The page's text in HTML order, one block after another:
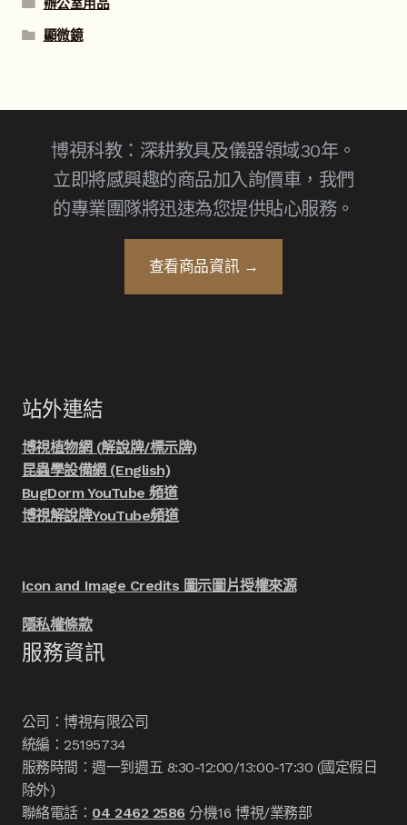
辦公室用品
顯微鏡
博視科教：深耕教具及儀器領域30年。
立即將感興趣的商品加入詢價車，我們
的專業團隊將迅速為您提供貼心服務。
查看商品資訊 →
站外連結
博視植物網 (解說牌/標示牌)
昆蟲學設備網 (English)
BugDorm YouTube 頻道
博視解說牌YouTube頻道
Icon and Image Credits 圖示圖片授權來源
隱私權條款
服務資訊
公司：博視有限公司
統編：25195734
服務時間：週一到週五 8:30-12:00/13:00-17:30 (國定假日
除外)
聯絡電話： 04 2462 2586分機16 博視/業務部